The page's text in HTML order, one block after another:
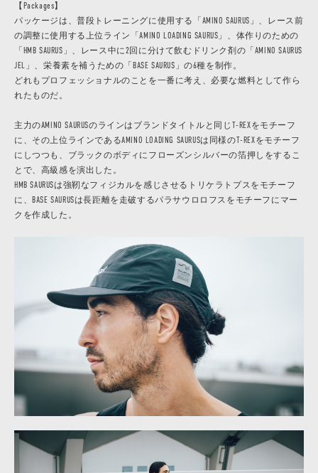
【Packages】
パッケージは、普段トレーニングに使用する「AMINO SAURUS」、レース前
の調整に使用する上位ライン「AMINO LOADING SAURUS」、体作りのための
「HMB SAURUS」、レース中に2回に分けて飲むドリンク剤の「AMINO SAURUS
JEL」、栄養素を補うための「BASE SAURUS」の6種を制作。
どれもプロフェッショナルのことを一番に考え、必要な燃料として作ら
れたものだ。
主力のAMINO SAURUSのラインはブランドタイトルと同じT-REXをモチーフ
に、その上位ラインであるAMINO LOADING SAURUSは同様のT-REXをモチーフ
にしつつも、ブラックのボディにフローズンシルバーの箔押しをするこ
とで、高級感を演出した。
HMB SAURUSは強靭なフィジカルを感じさせるトリケラトプスをモチーフ
に、BASE SAURUSは長距離を走破するパラサウロロフスをモチーフにマー
クを作成した。